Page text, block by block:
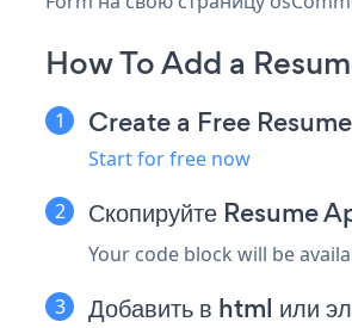
How To Add a
Create a Free
Start for free now
Скопируйте Resume
Your code block will be
Добавить в html или